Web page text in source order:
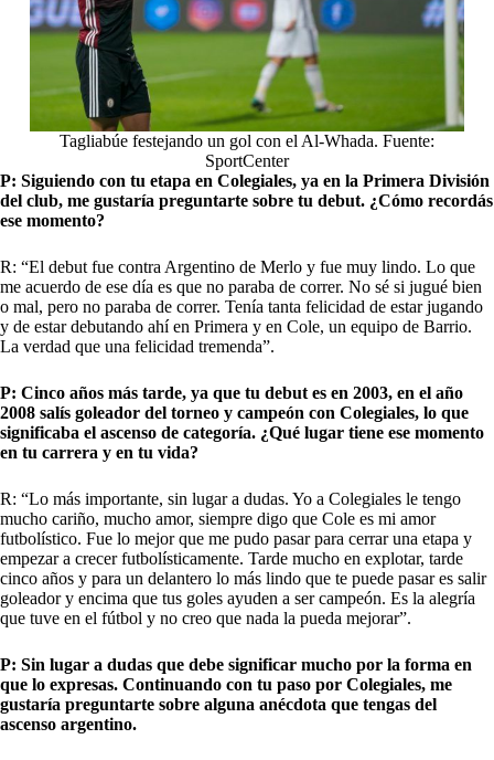
Tagliabúe festejando un gol con el Al-Whada. Fuente:
SportCenter
P: Siguiendo con tu etapa en Colegiales, ya en la Primera División
del club, me gustaría preguntarte sobre tu debut. ¿Cómo recordás
ese momento?
R: “El debut fue contra Argentino de Merlo y fue muy lindo. Lo que
me acuerdo de ese día es que no paraba de correr. No sé si jugué bien
o mal, pero no paraba de correr. Tenía tanta felicidad de estar jugando
y de estar debutando ahí en Primera y en Cole, un equipo de Barrio.
La verdad que una felicidad tremenda”.
P: Cinco años más tarde, ya que tu debut es en 2003, en el año
2008 salís goleador del torneo y campeón con Colegiales, lo que
significaba el ascenso de categoría. ¿Qué lugar tiene ese momento
en tu carrera y en tu vida?
R: “Lo más importante, sin lugar a dudas. Yo a Colegiales le tengo
mucho cariño, mucho amor, siempre digo que Cole es mi amor
futbolístico. Fue lo mejor que me pudo pasar para cerrar una etapa y
empezar a crecer futbolísticamente. Tarde mucho en explotar, tarde
cinco años y para un delantero lo más lindo que te puede pasar es salir
goleador y encima que tus goles ayuden a ser campeón. Es la alegría
que tuve en el fútbol y no creo que nada la pueda mejorar”.
P: Sin lugar a dudas que debe significar mucho por la forma en
que lo expresas. Continuando con tu paso por Colegiales, me
gustaría preguntarte sobre alguna anécdota que tengas del
ascenso argentino.